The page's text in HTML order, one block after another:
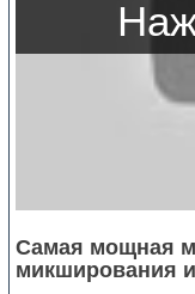
Самая мощная
микширования